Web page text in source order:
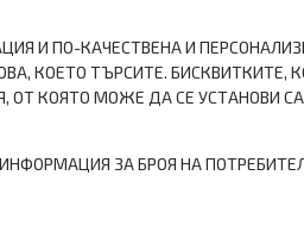
И ПО-КАЧЕСТВЕНА И
КОЕТО ТЪРСИТЕ. БИСКВИТКИТЕ,
ОТ КОЯТО МОЖЕ ДА СЕ УСТАНОВИ
ЗА БРОЯ НА